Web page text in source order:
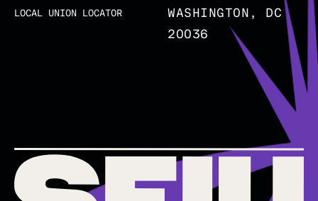
LOCAL UNION LOCATOR
WASHINGTON, DC
20036